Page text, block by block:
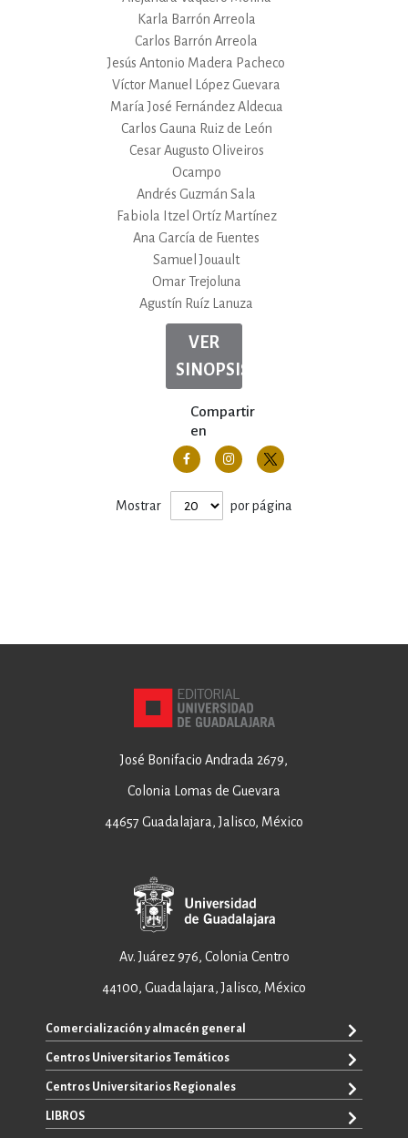
Karla Barrón Arreola
Carlos Barrón Arreola
Jesús Antonio Madera Pacheco
Víctor Manuel López Guevara
María José Fernández Aldecua
Carlos Gauna Ruiz de León
Cesar Augusto Oliveiros
Ocampo
Andrés Guzmán Sala
Fabiola Itzel Ortíz Martínez
Ana García de Fuentes
Samuel Jouault
Omar Trejoluna
Agustín Ruíz Lanuza
VER
SINOPSIS
Compartir
en
Mostrar por página
José Bonifacio Andrada 2679,
Colonia Lomas de Guevara
44657 Guadalajara, Jalisco, México
Av. Juárez 976, Colonia Centro
44100, Guadalajara, Jalisco, México
Comercialización y almacén general
ventas@editorial.udg.mx
WhatsApp: +52 33 1433 6869
Centros Universitarios Temáticos
CUAAD
CUCEA
Centros Universitarios Regionales
CUAAD
LIBROS